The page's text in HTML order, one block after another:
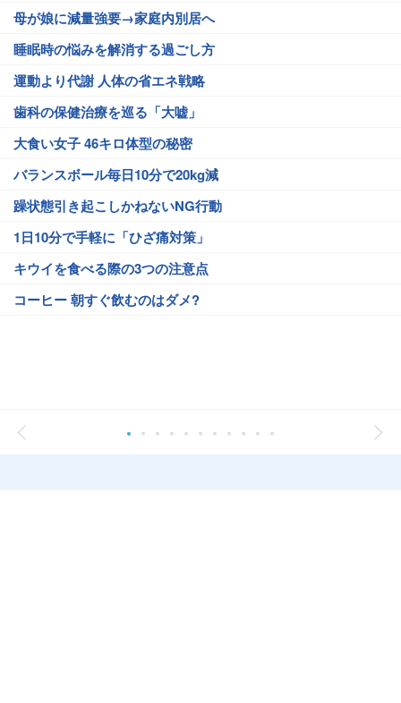
母が娘に減量強要→家庭内別居へ
睡眠時の悩みを解消する過ごし方
運動より代謝 人体の省エネ戦略
歯科の保健治療を巡る「大嘘」
大食い女子 46キロ体型の秘密
バランスボール毎日10分で20kg減
躁状態引き起こしかねないNG行動
1日10分で手軽に「ひざ痛対策」
キウイを食べる際の3つの注意点
コーヒー 朝すぐ飲むのはダメ?